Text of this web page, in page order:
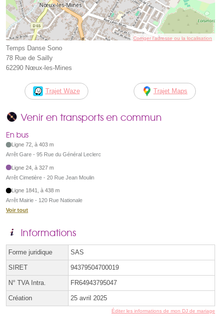
Corriger l’adresse ou la localisation
Temps Danse Sono
78 Rue de Sailly
62290 Nœux-les-Mines
Trajet Waze Trajet Maps
Venir en transports en commun
En bus
Ligne 72, à 403 m
Arrêt Gare - 95 Rue du Général Leclerc
Ligne 24, à 327 m
Arrêt Cimetière - 20 Rue Jean Moulin
Ligne 1841, à 438 m
Arrêt Mairie - 120 Rue Nationale
Voir tout
Informations
Forme juridique SAS
SIRET 94379504700019
N° TVA Intra. FR64943795047
Création 25 avril 2025
Éditer les informations de mon DJ de mariage